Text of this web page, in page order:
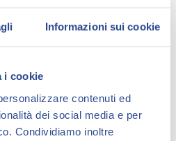
Informazioni sui cookie
i cookie
contenuti ed
dei social media e per
Condividiamo inoltre